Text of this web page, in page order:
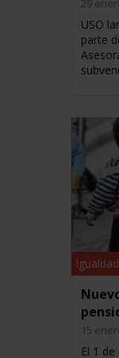
29
USO
parte
Igualdad
15
El 1